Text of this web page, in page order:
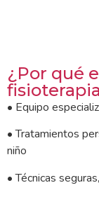
¿Por qué
• Equipo
• Tratamientos
niño
• Técnicas